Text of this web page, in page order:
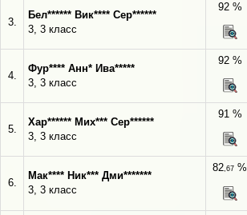
3.
Бел****** Вик**** Сер******
3, 3 класс
92 %
4.
Фур**** Анн* Ива*****
3, 3 класс
92 %
5.
Хар****** Мих*** Сер******
3, 3 класс
91 %
6.
Мак**** Ник*** Дми*******
3, 3 класс
82,67 %